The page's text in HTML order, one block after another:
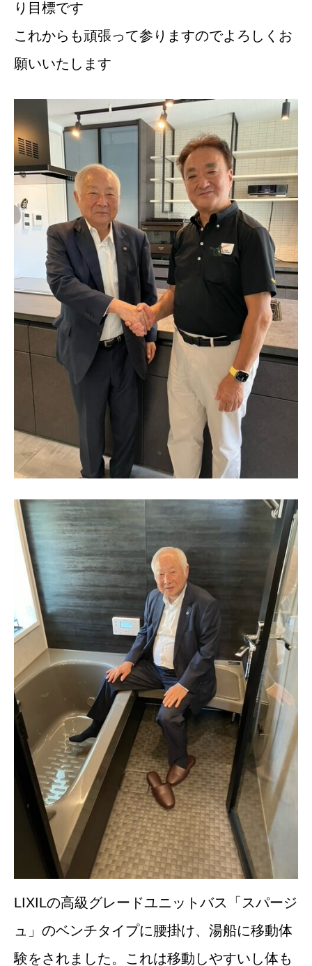
り目標です
これからも頑張って参りますのでよろしくお
願いいたします
LIXILの高級グレードユニットバス「スパージ
ュ」のベンチタイプに腰掛け、湯船に移動体
験をされました。これは移動しやすいし体も